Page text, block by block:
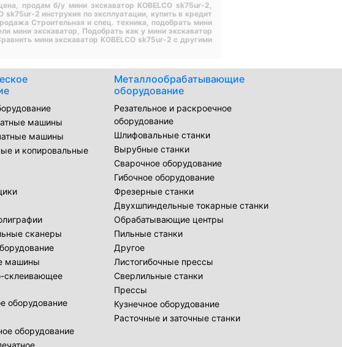
продам б/у мини экскаватор KOBELCO sk75ur-2,
sk75ur-2 инструкия по эксплуатации, купить в кредит
Строительная и спец. техника, подобрать мини
мини экскаватор, Подобрать как у мини экскаватор
мини экскаватор KOBELCO sk75ur-2 с другими
машины
машины
и копировальные
сканеры
машины
склеивающее
оборудование
оборудование
Металлообрабатывающие
оборудование
Резательное и раскроечное
оборудование
Шлифовальные станки
Вырубные станки
Сварочное оборудование
Гибочное оборудование
Фрезерные станки
Двухшпиндельные токарные станки
Обрабатывающие центры
Пильные станки
Другое
Листогибочные прессы
Сверлильные станки
Прессы
Кузнечное оборудование
Расточные и заточные станки